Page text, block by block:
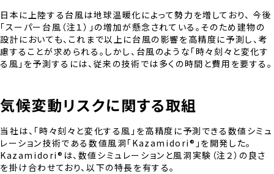
日本に上陸する台風は地球温暖化によって勢力を増しており、 今後
「スーパー台風（注１）」の増加が懸念されている。そのため建物の
設計においても、これまで以上に台風の影響を高精度に予測し、考
慮することが求められる。しかし、台風のような「時々刻々と変化す
る風」を予測するには、従来の技術では多くの時間と費用を要する。
気候変動リスクに関する取組
当社は、「時々刻々と変化する風」を高精度に予測できる数値シミュ
レーション技術である数値風洞「Kazamidori®」を開発した。
Kazamidori®は、数値シミュレーションと風洞実験（注２）の良さ
を掛け合わせており、以下の特長を有する。